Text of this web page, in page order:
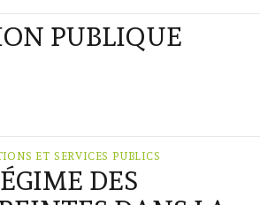
PUBLIQUE
ET SERVICES PUBLICS
DES